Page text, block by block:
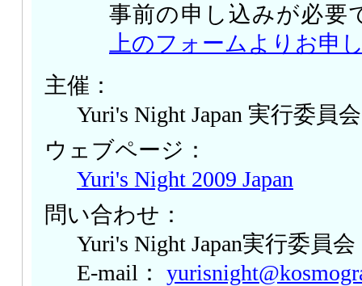
事前の申し込みが必要
上のフォームよりお申
主催：
Yuri's Night Japan 実行委員会
ウェブページ：
Yuri's Night 2009 Japan
問い合わせ：
Yuri's Night Japan実行委員会
E-mail：